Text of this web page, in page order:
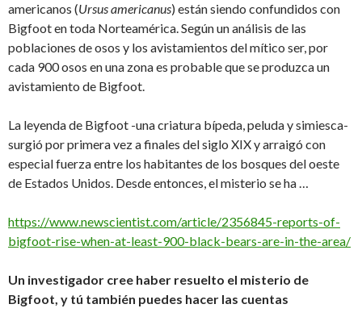
americanos (Ursus americanus) están siendo confundidos con
Bigfoot en toda Norteamérica. Según un análisis de las
poblaciones de osos y los avistamientos del mítico ser, por
cada 900 osos en una zona es probable que se produzca un
avistamiento de Bigfoot.
La leyenda de Bigfoot -una criatura bípeda, peluda y simiesca-
surgió por primera vez a finales del siglo XIX y arraigó con
especial fuerza entre los habitantes de los bosques del oeste
de Estados Unidos. Desde entonces, el misterio se ha …
https://www.newscientist.com/article/2356845-reports-of-
bigfoot-rise-when-at-least-900-black-bears-are-in-the-area/
Un investigador cree haber resuelto el misterio de
Bigfoot, y tú también puedes hacer las cuentas